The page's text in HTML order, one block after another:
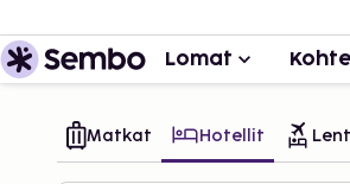
Lomat
Matkat Hotellit